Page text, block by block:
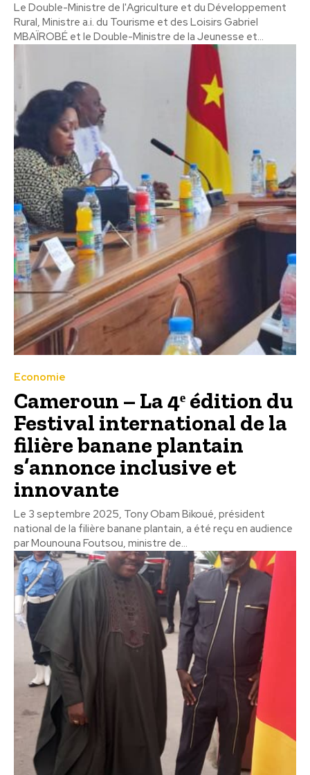
Le Double-Ministre de l'Agriculture et du Développement
Rural, Ministre a.i. du Tourisme et des Loisirs Gabriel
MBAÏROBÉ et le Double-Ministre de la Jeunesse et...
Economie
Cameroun – La 4ᵉ édition du
Festival international de la
filière banane plantain
s’annonce inclusive et
innovante
Le 3 septembre 2025, Tony Obam Bikoué, président
national de la filière banane plantain, a été reçu en audience
par Mounouna Foutsou, ministre de...